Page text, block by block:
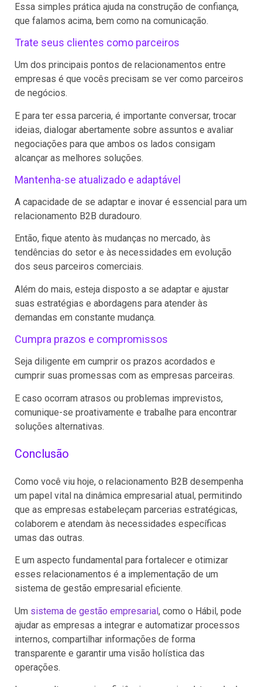
Essa simples prática ajuda na construção de confiança,
que falamos acima, bem como na comunicação.
Trate seus clientes como parceiros
Um dos principais pontos de relacionamentos entre
empresas é que vocês precisam se ver como parceiros
de negócios.
E para ter essa parceria, é importante conversar, trocar
ideias, dialogar abertamente sobre assuntos e avaliar
negociações para que ambos os lados consigam
alcançar as melhores soluções.
Mantenha-se atualizado e adaptável
A capacidade de se adaptar e inovar é essencial para um
relacionamento B2B duradouro.
Então, fique atento às mudanças no mercado, às
tendências do setor e às necessidades em evolução
dos seus parceiros comerciais.
Além do mais, esteja disposto a se adaptar e ajustar
suas estratégias e abordagens para atender às
demandas em constante mudança.
Cumpra prazos e compromissos
Seja diligente em cumprir os prazos acordados e
cumprir suas promessas com as empresas parceiras.
E caso ocorram atrasos ou problemas imprevistos,
comunique-se proativamente e trabalhe para encontrar
soluções alternativas.
Conclusão
Como você viu hoje, o relacionamento B2B desempenha
um papel vital na dinâmica empresarial atual, permitindo
que as empresas estabeleçam parcerias estratégicas,
colaborem e atendam às necessidades específicas
umas das outras.
E um aspecto fundamental para fortalecer e otimizar
esses relacionamentos é a implementação de um
sistema de gestão empresarial eficiente.
Um sistema de gestão empresarial, como o Hábil, pode
ajudar as empresas a integrar e automatizar processos
internos, compartilhar informações de forma
transparente e garantir uma visão holística das
operações.